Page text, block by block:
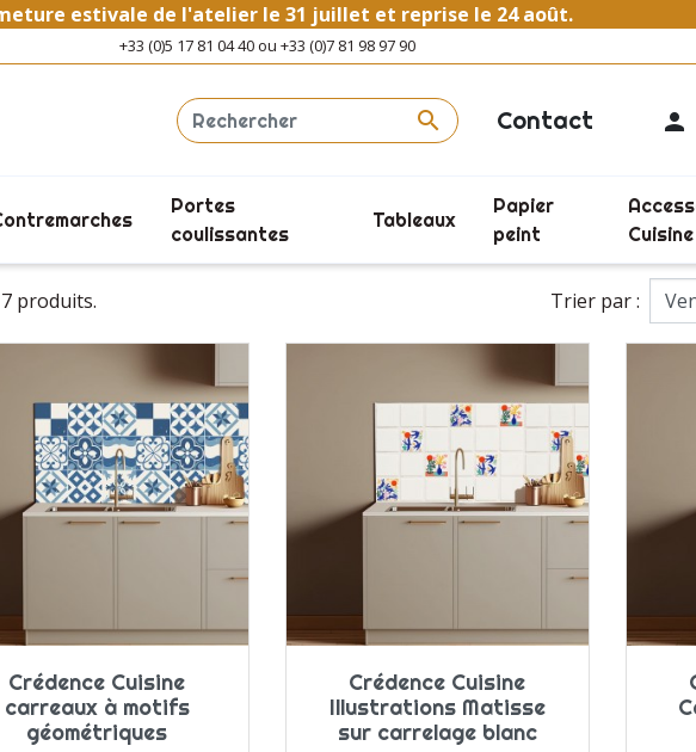
estivale de l'atelier le 31 juillet et reprise le 24 août.
+33 (0)5 17 81 04 40 ou +33 (0)7 81 98 97 90
 Contact 
Portes
coulissantes
Tableaux
Papier
peint
Cuisine
CARRELAGE
Carrelage
produits. Trier par :
Crédence Cuisine
carreaux à motifs
géométriques
Crédence Cuisine
Illustrations Matisse
sur carrelage blanc